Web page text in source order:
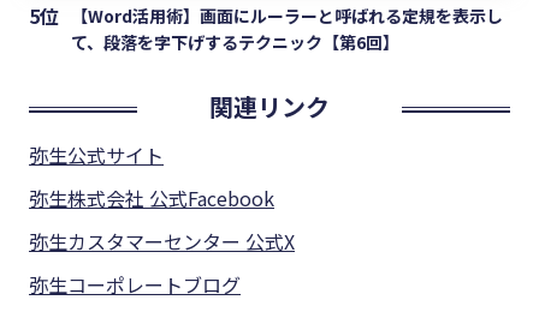
5位
【Word活用術】画面にルーラーと呼ばれる定規を表示し
て、段落を字下げするテクニック【第6回】
関連リンク
弥生公式サイト
弥生株式会社 公式Facebook
弥生カスタマーセンター 公式X
弥生コーポレートブログ